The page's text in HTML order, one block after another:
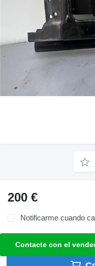
200 €
Notificarme cuando
Contacte con el